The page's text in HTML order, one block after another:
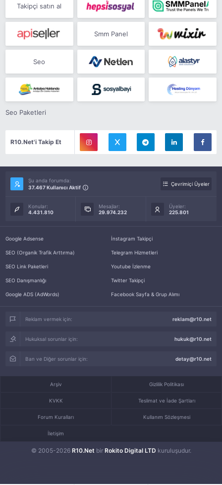
Takipçi satın al
Smm Panel
Seo
Seo Paketleri
R10.Net'i Takip Et
Şu anda forumda:
37.467 Kullanıcı Aktif
Çevrimiçi Üyeler
Konular:
4.431.810
Mesajlar:
29.974.232
Üyeler:
225.801
Google Adsense
SEO (Organik Trafik Arttırma)
SEO Link Paketleri
SEO Danışmanlığı
Google ADS (AdWords)
İnstagram Takipçi
Telegram Hizmetleri
Youtube İzlenme
Twitter Takipçi
Facebook Sayfa & Grup Alımı
Reklam vermek için: reklam@r10.net
Hukuksal sorunlar için: hukuk@r10.net
Ban ve Diğer sorunlar için: detay@r10.net
© 2005-2026 R10.Net bir Rokito Digital LTD kuruluşudur.
Arşiv Gizlilik Politikası
KVKK Teslimat ve İade Şartları
Forum Kuralları Kullanım Sözleşmesi
İletişim